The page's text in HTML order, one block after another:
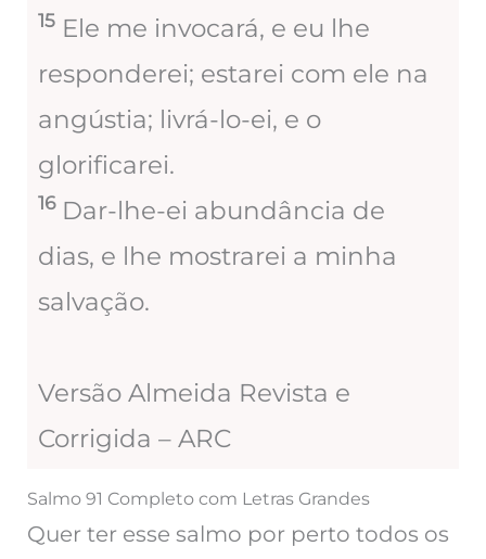
15 Ele me invocará, e eu lhe
responderei; estarei com ele na
angústia; livrá-lo-ei, e o
glorificarei.
16Dar-lhe-ei abundância de
dias, e lhe mostrarei a minha
salvação.
Versão Almeida Revista e
Corrigida – ARC
Salmo 91 Completo com Letras Grandes
Quer ter esse salmo por perto todos os